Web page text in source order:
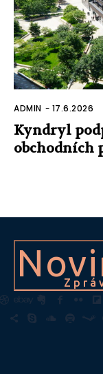
ADMIN - 17.6.2026
Kyndryl
obchodních